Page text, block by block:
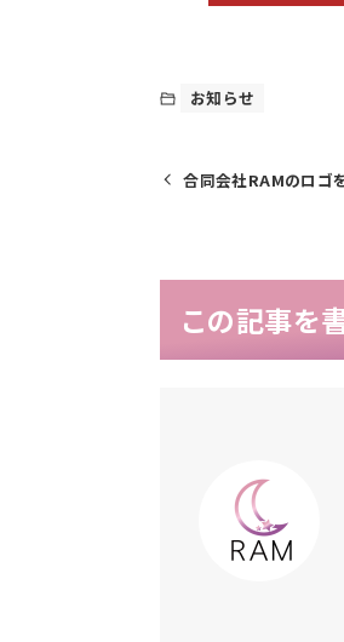
お知らせ
合同会社RAMのロゴ
この記事を